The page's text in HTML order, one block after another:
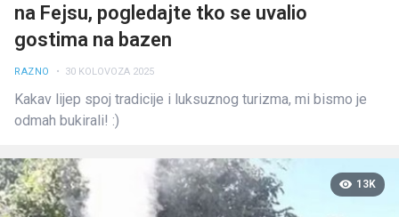
na Fejsu, pogledajte tko se uvalio
gostima na bazen
RAZNO • 30 KOLOVOZA 2025
Kakav lijep spoj tradicije i luksuznog turizma, mi bismo je
odmah bukirali! :)
13K